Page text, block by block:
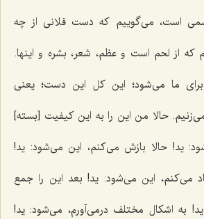
است، می‌گوییم که دست فلانی از چه
از لحم است و عظم، شعر، بشره و اینها.
ما می‌شود؛ این کل این دست؛ یعنی
حالا من این را به این کیفیت [بسته]
ید! حالا بازش می‌کنم، این می‌شود: ید!
می‌کنم، این می‌شود: ید! بعد این را جمع
به اشکال مختلف درمی‌آورم، می‌شود: ید!